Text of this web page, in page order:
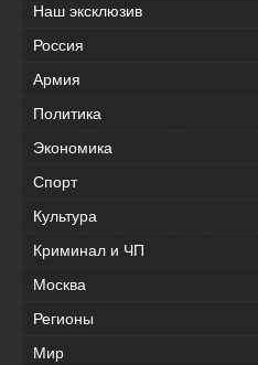
Наш эксклюзив
Россия
Армия
Политика
Экономика
Спорт
Культура
Криминал и ЧП
Москва
Регионы
Мир